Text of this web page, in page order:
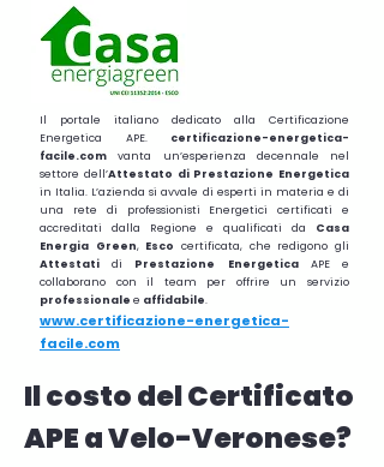
Il portale italiano dedicato alla Certificazione
Energetica APE. certificazione-energetica-
facile.com vanta un’esperienza decennale nel
settore dell’Attestato di Prestazione Energetica
in Italia. L’azienda si avvale di esperti in materia e di
una rete di professionisti Energetici certificati e
accreditati dalla Regione e qualificati da Casa
Energia Green, Escocertificata, che redigono gli
Attestatidi Prestazione EnergeticaAPE e
collaborano con il team per offrire un servizio
professionale e affidabile.
www.certificazione-energetica-
facile.com
Il costo del Certificato
APE a Velo-Veronese?